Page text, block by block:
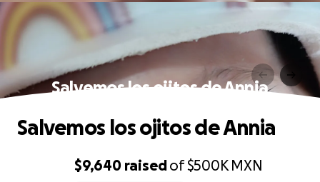
Salvemos los ojitos de Annia
$9,640 raisedof$500K MXN
Salvemos los ojitos de Annia